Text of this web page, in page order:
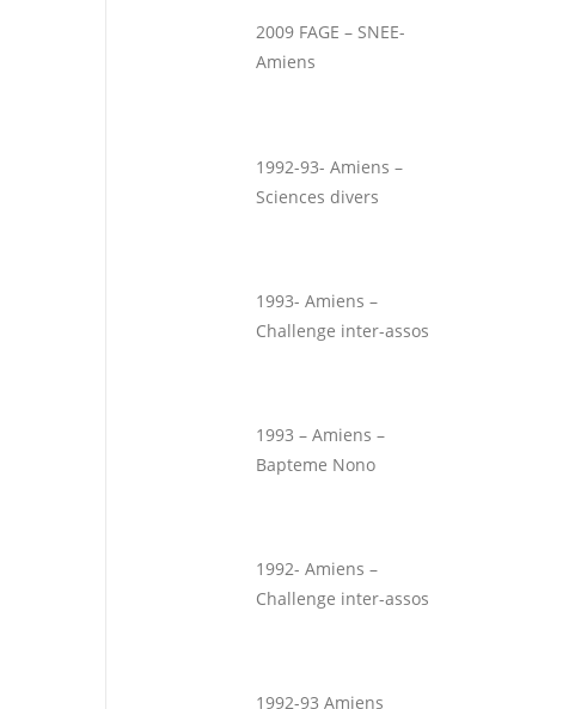
2009 FAGE – SNEE-
Amiens
1992-93- Amiens –
Sciences divers
1993- Amiens –
Challenge inter-assos
1993 – Amiens –
Bapteme Nono
1992- Amiens –
Challenge inter-assos
1992-93 Amiens